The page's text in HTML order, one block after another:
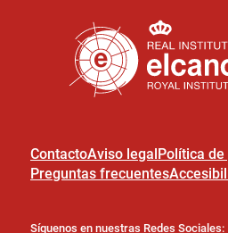
ContactoAviso legalPolítica
Preguntas frecuentes
Síguenos en nuestras Redes Sociales: